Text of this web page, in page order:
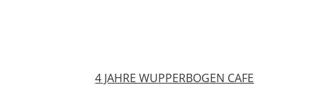
4 JAHRE WUPPERBOGEN CAFE